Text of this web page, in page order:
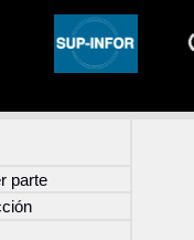
parte